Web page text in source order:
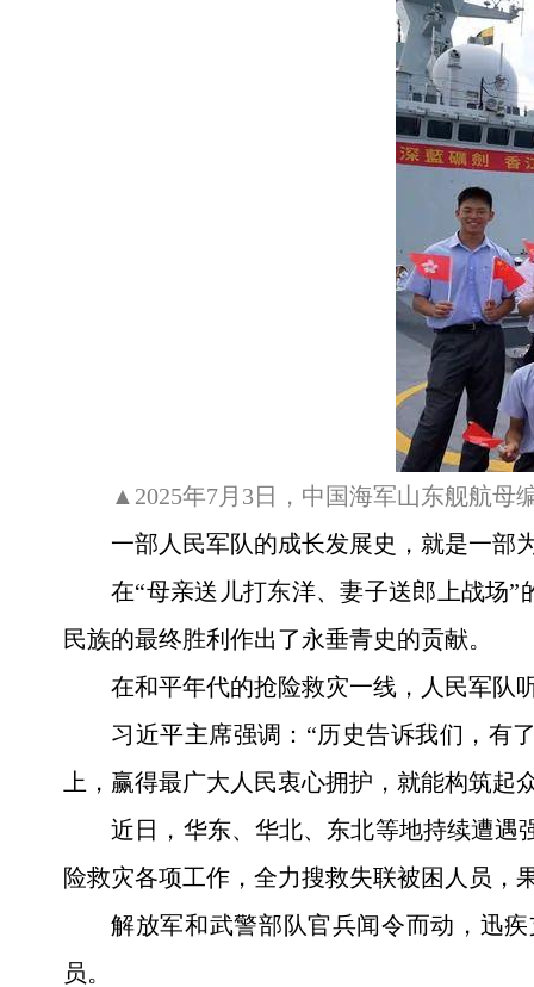
▲2025年7月3日，中国海军山东舰航母
一部人民军队的成长发展史，就是一部
在“母亲送儿打东洋、妻子送郎上战场
民族的最终胜利作出了永垂青史的贡献。
在和平年代的抢险救灾一线，人民军队
习近平主席强调：“历史告诉我们，有
上，赢得最广大人民衷心拥护，就能构筑起
近日，华东、华北、东北等地持续遭遇
险救灾各项工作，全力搜救失联被困人员，
解放军和武警部队官兵闻令而动，迅
员。